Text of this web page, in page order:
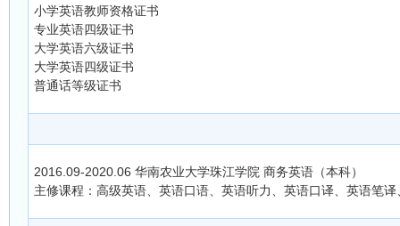
小学英语教师资格证书
专业英语四级证书
大学英语六级证书
大学英语四级证书
普通话等级证书
2016.09-2020.06 华南农业大学珠江学院 商务英语（本科）
主修课程：高级英语、英语口语、英语听力、英语口译、英语笔